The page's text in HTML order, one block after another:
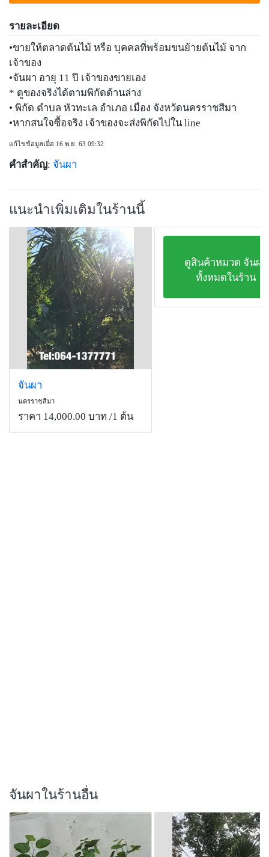
รายละเอียด
•ขายให้ตลาดต้นไม้ หรือ บุคคลที่พร้อมขนย้ายต้นไม้ จาก
เจ้าของ
•จันผา อายุ 11 ปี เจ้าของขายเอง
* ดูของจริงได้ตามพิกัดด้านล่าง
• พิกัด ตำบล หัวทะเล อำเภอ เมือง จังหวัดนครราชสีมา
•หากสนใจซื้อจริง เจ้าของจะส่งพิกัดไปใน line
แก้ไขข้อมูลเมื่อ 16 พ.ย. 63 09:32
คำสำคัญ: จันผา
แนะนำเพิ่มเติมในร้านนี้
จันผา
นครราชสีมา
ราคา 14,000.00 บาท /1 ต้น
ดูสินค้าหมวด จันผา
ทั้งหมดในร้าน
จันผาในร้านอื่น